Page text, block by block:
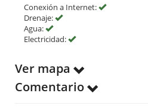
Conexión a Internet:
Drenaje:
Agua:
Electricidad:
Ver mapa
Comentario